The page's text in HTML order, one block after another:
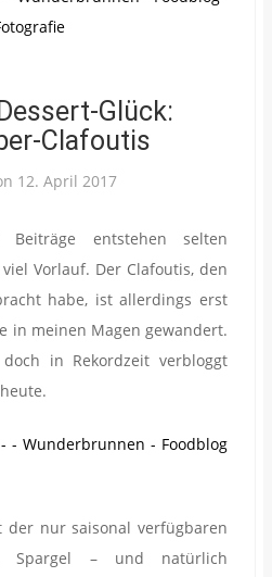
Glück:
Clafoutis
12. April 2017
entstehen selten
Vorlauf. Der Clafoutis, den
habe, ist allerdings erst
in meinen Magen gewandert.
in Rekordzeit verbloggt
nur saisonal verfügbaren
Spargel – und natürlich